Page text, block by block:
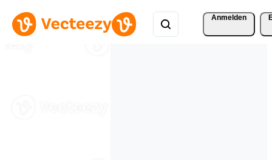
Anmelden